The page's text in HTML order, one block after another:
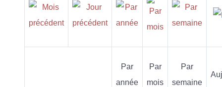
Par
année
Par
mois
Par
semaine